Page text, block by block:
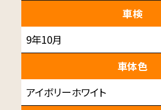
車検
9年10月
車体色
アイボリーホワイト